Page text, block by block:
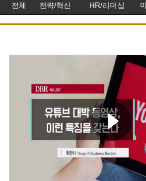
전체 전략/혁신 HR/리더십